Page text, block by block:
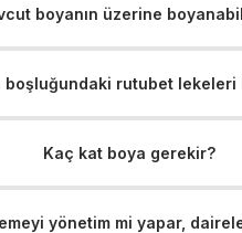
boyanın üzerine
rutubet lekeleri
Kaç kat boya gerekir?
yönetim mi yapar,